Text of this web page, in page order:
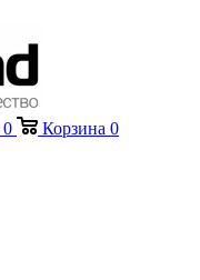
0 Корзина 0